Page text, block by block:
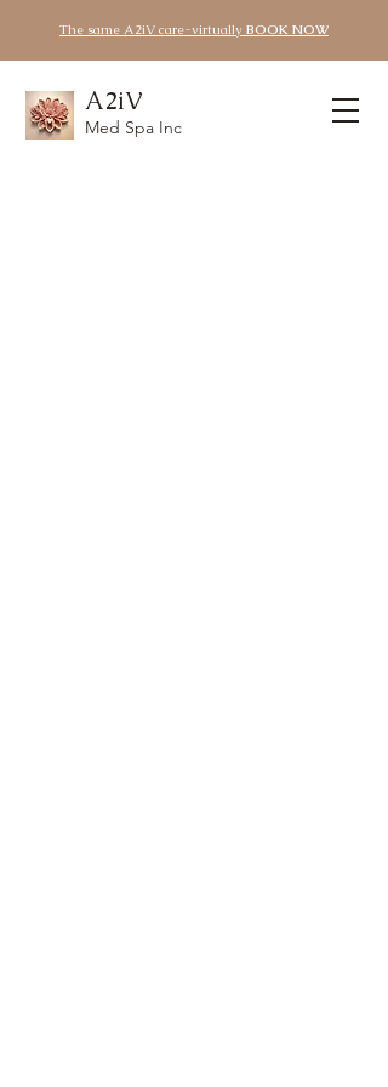
A2iV
Med Spa Inc
The same A2iV care-virtually BOOK NOW